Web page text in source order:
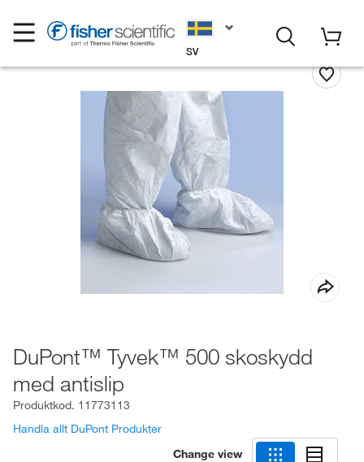
SV
DuPont™ Tyvek™ 500 skoskydd
med antislip
Produktkod. 11773113
Handla allt DuPont Produkter
Change view